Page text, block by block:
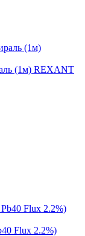
(1м) REXANT
Flux 2.2%)